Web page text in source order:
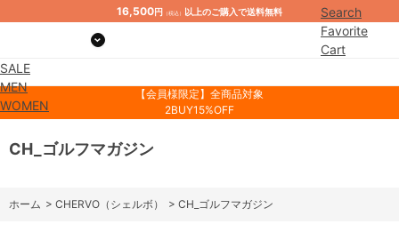
16,500円 （税込） 以上のご購入で送料無料
Search
Favorite
Cart
SALE
MEN
WOMEN
【会員様限定】全商品対象
2BUY15%OFF
CH_ゴルフマガジン
ホーム > CHERVO（シェルボ） > CH_ゴルフマガジン